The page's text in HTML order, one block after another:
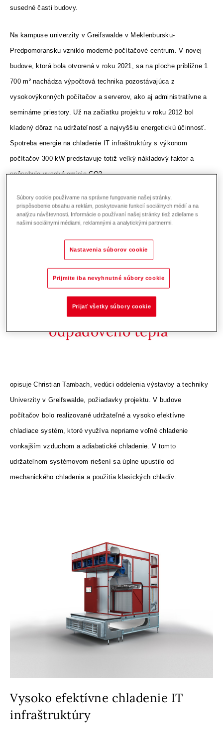
susedné časti budovy.
Na kampuse univerzity v Greifswalde v Meklenbursku-
Predpomoransku vzniklo moderné počítačové centrum. V novej
budove, ktorá bola otvorená v roku 2021, sa na ploche približne 1
700 m² nachádza výpočtová technika pozostávajúca z
vysokovýkonných počítačov a serverov, ako aj administratívne a
seminárne priestory. Už na začiatku projektu v roku 2012 bol
kladený dôraz na udržateľnosť a najvyššiu energetickú účinnosť.
Spotreba energie na chladenie IT infraštruktúry s výkonom
počítačov 300 kW predstavuje totiž veľký nákladový faktor a
spôsobuje vysoké emisie CO2.
Naším cieľom bolo
vybudovať efektívne a
ekologické výpočtové
centrum. Bez chladiva a s
možnosťou využitia
odpadového tepla
opisuje Christian Tambach, vedúci oddelenia výstavby a techniky
Univerzity v Greifswalde, požiadavky projektu. V budove
počítačov bolo realizované udržateľné a vysoko efektívne
chladiace systém, ktoré využíva nepriame voľné chladenie
vonkajším vzduchom a adiabatické chladenie. V tomto
udržateľnom systémovom riešení sa úplne upustilo od
mechanického chladenia a použitia klasických chladív.
Vysoko efektívne chladenie IT
infraštruktúry
Súbory cookie používame na správne fungovanie našej stránky,
prispôsobenie obsahu a reklám, poskytovanie funkcií sociálnych médií a na
analýzu návštevnosti. Informácie o používaní našej stránky tiež zdieľame s
našimi sociálnymi médiami, reklamnými a analytickými partnermi.
Nastavenia súborov cookie
Prijmite iba nevyhnutné súbory cookie
Prijať všetky súbory cookie